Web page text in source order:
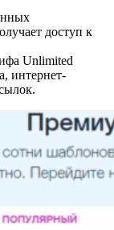
доступ к
Unlimited
интернет-